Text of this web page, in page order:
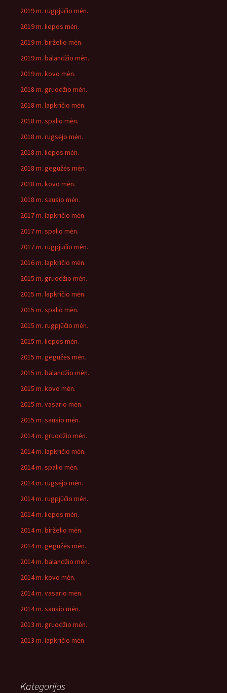
2019 m. rugpjūčio mėn.
2019 m. liepos mėn.
2019 m. birželio mėn.
2019 m. balandžio mėn.
2019 m. kovo mėn.
2018 m. gruodžio mėn.
2018 m. lapkričio mėn.
2018 m. spalio mėn.
2018 m. rugsėjo mėn.
2018 m. liepos mėn.
2018 m. gegužės mėn.
2018 m. kovo mėn.
2018 m. sausio mėn.
2017 m. lapkričio mėn.
2017 m. spalio mėn.
2017 m. rugpjūčio mėn.
2016 m. lapkričio mėn.
2015 m. gruodžio mėn.
2015 m. lapkričio mėn.
2015 m. spalio mėn.
2015 m. rugpjūčio mėn.
2015 m. liepos mėn.
2015 m. gegužės mėn.
2015 m. balandžio mėn.
2015 m. kovo mėn.
2015 m. vasario mėn.
2015 m. sausio mėn.
2014 m. gruodžio mėn.
2014 m. lapkričio mėn.
2014 m. spalio mėn.
2014 m. rugsėjo mėn.
2014 m. rugpjūčio mėn.
2014 m. liepos mėn.
2014 m. birželio mėn.
2014 m. gegužės mėn.
2014 m. balandžio mėn.
2014 m. kovo mėn.
2014 m. vasario mėn.
2014 m. sausio mėn.
2013 m. gruodžio mėn.
2013 m. lapkričio mėn.
Kategorijos